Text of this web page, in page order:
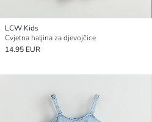
LCW Kids
Cvjetna haljina za djevojčice
14.95 EUR